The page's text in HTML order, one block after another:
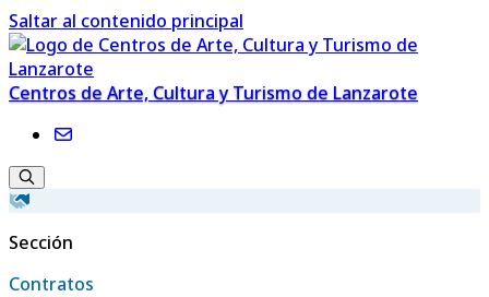
Saltar al contenido principal
Centros de Arte, Cultura y Turismo de Lanzarote
Sección
Contratos